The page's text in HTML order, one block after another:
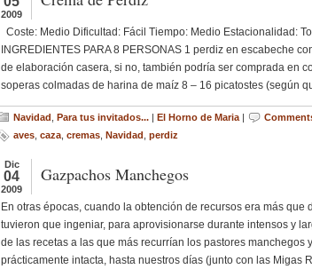
2009
Coste: Medio Dificultad: Fácil Tiempo: Medio Estacionalidad:
INGREDIENTES PARA 8 PERSONAS 1 perdiz en escabeche
de elaboración casera, si no, también podría ser comprada en
soperas colmadas de harina de maíz 8 – 16 picatostes (según
Navidad Para tus invitados... | El Horno de Maria |
aves caza cremas Navidad perdiz
Dic
04
2009
Gazpachos Manchegos
En otras épocas, cuando la obtención de recursos era más que
tuvieron que ingeniar, para aprovisionarse durante intensos y
de las recetas a las que más recurrían los pastores manchegos
prácticamente intacta, hasta nuestros días (junto con las Migas